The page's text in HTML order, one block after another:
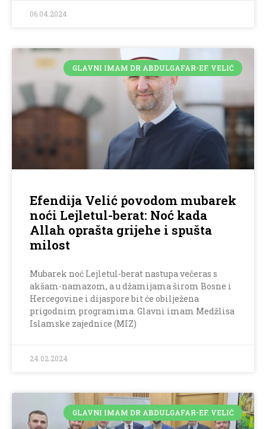
06.04.2024
GLAVNI IMAM DR ABDULGAFAR-EF. VELIĆ
Efendija Velić povodom mubarek
noći Lejletul-berat: Noć kada
Allah oprašta grijehe i spušta
milost
Mubarek noć Lejletul-berat nastupa večeras s
akšam-namazom, a u džamijama širom Bosne i
Hercegovine i dijaspore bit će obilježena
prigodnim programima. Glavni imam Medžlisa
Islamske zajednice (MIZ)
24.02.2024
GLAVNI IMAM DR ABDULGAFAR-EF. VELIĆ